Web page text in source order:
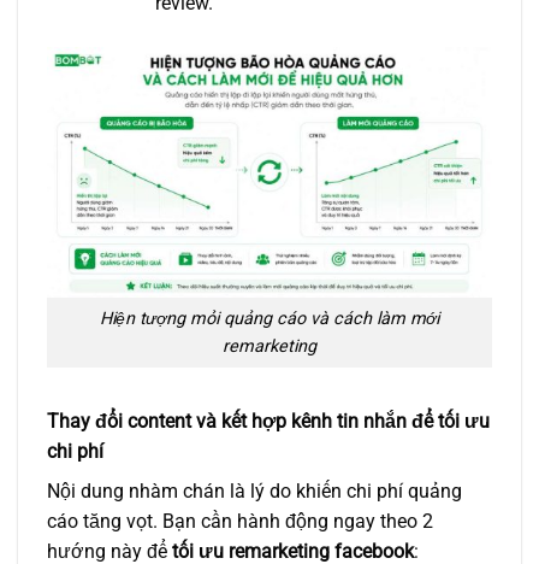
Hiện tượng mỏi quảng cáo và cách làm mới
remarketing
Thay đổi content và kết hợp kênh tin nhắn để tối ưu
chi phí
Nội dung nhàm chán là lý do khiến chi phí quảng
cáo tăng vọt. Bạn cần hành động ngay theo 2
hướng này để tối ưu remarketing facebook: